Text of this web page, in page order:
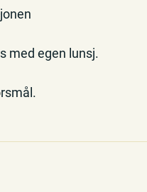
med egen lunsj.